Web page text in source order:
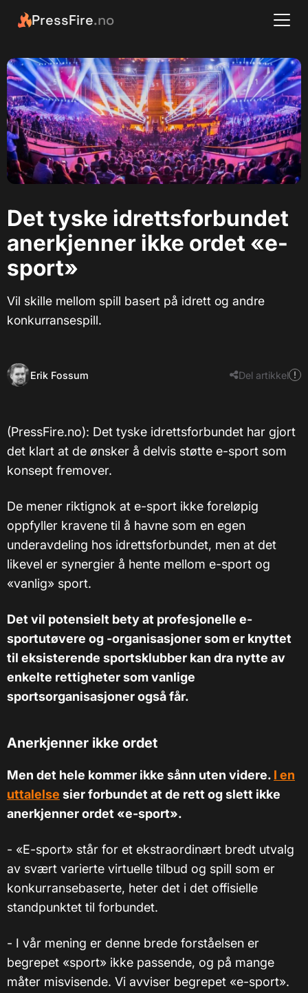
PressFire.no
Det tyske idrettsforbundet
anerkjenner ikke ordet «e-
sport»
Vil skille mellom spill basert på idrett og andre
konkurransespill.
Erik Fossum Del artikkel
(PressFire.no): Det tyske idrettsforbundet har gjort
det klart at de ønsker å delvis støtte e-sport som
konsept fremover.
De mener riktignok at e-sport ikke foreløpig
oppfyller kravene til å havne som en egen
underavdeling hos idrettsforbundet, men at det
likevel er synergier å hente mellom e-sport og
«vanlig» sport.
Det vil potensielt bety at profesjonelle e-
sportutøvere og -organisasjoner som er knyttet
til eksisterende sportsklubber kan dra nytte av
enkelte rettigheter som vanlige
sportsorganisasjoner også får.
Anerkjenner ikke ordet
Men det hele kommer ikke sånn uten videre. I en
uttalelse sier forbundet at de rett og slett ikke
anerkjenner ordet «e-sport».
- «E-sport» står for et ekstraordinært bredt utvalg
av svært varierte virtuelle tilbud og spill som er
konkurransebaserte, heter det i det offisielle
standpunktet til forbundet.
- I vår mening er denne brede forståelsen er
begrepet «sport» ikke passende, og på mange
måter misvisende. Vi avviser begrepet «e-sport».